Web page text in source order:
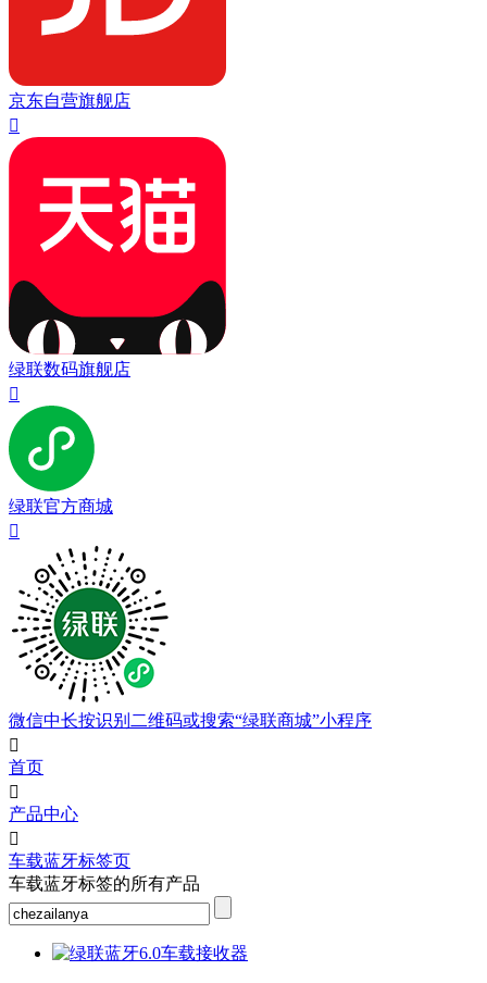
京东自营旗舰店

绿联数码旗舰店

绿联官方商城

微信中长按识别二维码或搜索“绿联商城”小程序

首页

产品中心

车载蓝牙标签页
车载蓝牙标签的所有产品